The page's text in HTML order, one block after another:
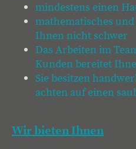
mindestens einen
mathematisches
Ihnen nicht schwer
Das Arbeiten im
Kunden bereitet
Sie besitzen
achten auf einen
Wir bieten Ihnen